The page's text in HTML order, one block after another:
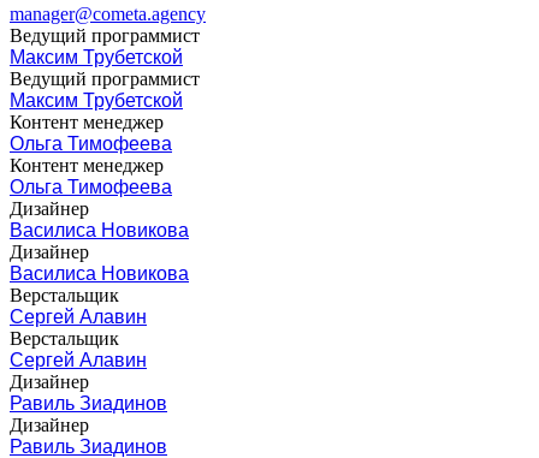
manager@cometa.agency
Ведущий программист
Максим Трубетской
Ведущий программист
Максим Трубетской
Контент менеджер
Ольга Тимофеева
Контент менеджер
Ольга Тимофеева
Дизайнер
Василиса Новикова
Дизайнер
Василиса Новикова
Верстальщик
Сергей Алавин
Верстальщик
Сергей Алавин
Дизайнер
Равиль Зиадинов
Дизайнер
Равиль Зиадинов